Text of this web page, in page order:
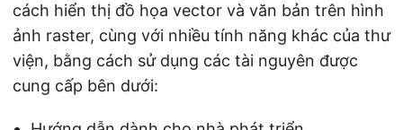
cách hiển thị đồ họa vector và văn bản trên hình
ảnh raster, cùng với nhiều tính năng khác của thư
viện, bằng cách sử dụng các tài nguyên được
cung cấp bên dưới: